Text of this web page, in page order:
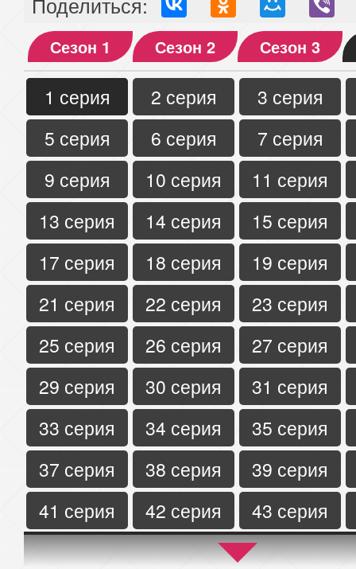
Сезон 1 Сезон 2 Сезон 3
1 серия 2 серия
3 серия
5 серия
6 серия
7 серия
9 серия
10 серия
11 серия
13 серия
14 серия
15 серия
17 серия
18 серия
19 серия
21 серия
22 серия
23 серия
25 серия
26 серия
27 серия
29 серия
30 серия
31 серия
33 серия
34 серия
35 серия
37 серия
38 серия
39 серия
41 серия
42 серия
43 серия
45 серия
46 серия